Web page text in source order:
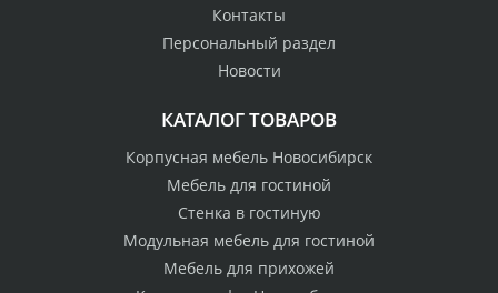
Контакты
Персональный раздел
Новости
КАТАЛОГ ТОВАРОВ
Корпусная мебель Новосибирск
Мебель для гостиной
Стенка в гостиную
Модульная мебель для гостиной
Мебель для прихожей